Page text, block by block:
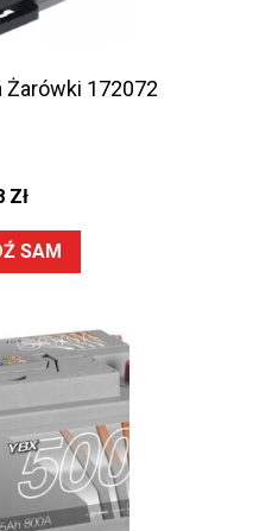
Żarówki 172072
Zł
SAM